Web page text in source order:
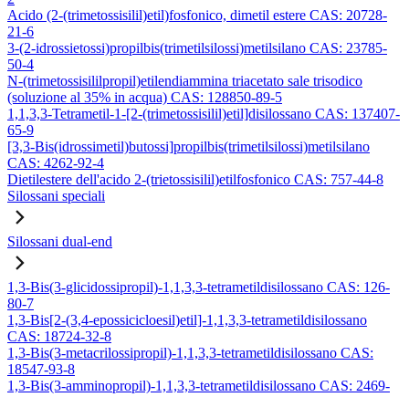
Acido (2-(trimetossisilil)etil)fosfonico, dimetil estere CAS: 20728-
21-6
3-(2-idrossietossi)propilbis(trimetilsilossi)metilsilano CAS: 23785-
50-4
N-(trimetossisililpropil)etilendiammina triacetato sale trisodico
(soluzione al 35% in acqua) CAS: 128850-89-5
1,1,3,3-Tetrametil-1-[2-(trimetossisilil)etil]disilossano CAS: 137407-
65-9
[3,3-Bis(idrossimetil)butossi]propilbis(trimetilsilossi)metilsilano
CAS: 4262-92-4
Dietilestere dell'acido 2-(trietossisilil)etilfosfonico CAS: 757-44-8
Silossani speciali
Silossani dual-end
1,3-Bis(3-glicidossipropil)-1,1,3,3-tetrametildisilossano CAS: 126-
80-7
1,3-Bis[2-(3,4-epossicicloesil)etil]-1,1,3,3-tetrametildisilossano
CAS: 18724-32-8
1,3-Bis(3-metacrilossipropil)-1,1,3,3-tetrametildisilossano CAS:
18547-93-8
1,3-Bis(3-amminopropil)-1,1,3,3-tetrametildisilossano CAS: 2469-